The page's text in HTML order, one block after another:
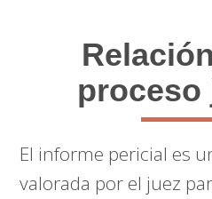
proceso
El informe pericial es
valorada por el juez